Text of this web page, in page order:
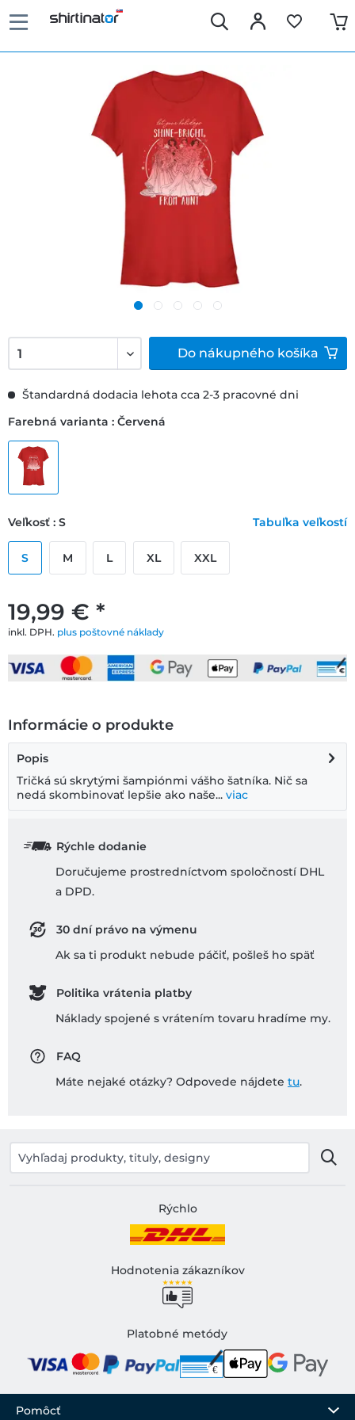
19,99 € *
inkl. DPH. plus poštovné náklady
Štandardná dodacia lehota cca 2-3 pracovné dni
Farebná varianta : Červená
Veľkosť : S Tabuľka veľkostí
S M L XL XXL
Do nákupného košíka
Informácie o produkte
Popis
Tričká sú skrytými šampiónmi vášho šatníka. Nič sa
nedá skombinovať lepšie ako naše... viac
Rýchle dodanie
Doručujeme prostredníctvom spoločností DHL
a DPD.
30 dní právo na výmenu
Ak sa ti produkt nebude páčiť, pošleš ho späť
Politika vrátenia platby
Náklady spojené s vrátením tovaru hradíme my.
FAQ
Máte nejaké otázky? Odpovede nájdete tu.
Rýchlo
Hodnotenia zákazníkov
Platobné metódy
Pomôcť